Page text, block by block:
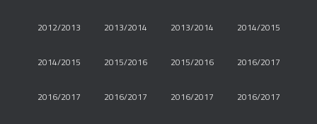
2012/2013 2013/2014 2013/2014 2014/2015
2014/2015 2015/2016 2015/2016 2016/2017
2016/2017 2016/2017 2016/2017 2016/2017